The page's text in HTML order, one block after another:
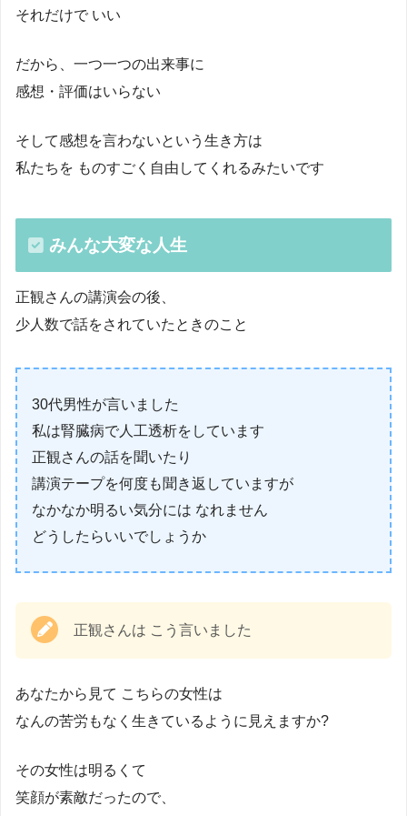
それだけで いい
だから、一つ一つの出来事に
感想・評価はいらない
そして感想を言わないという生き方は
私たちを ものすごく自由してくれるみたいです
みんな大変な人生
正観さんの講演会の後、
少人数で話をされていたときのこと
30代男性が言いました
私は腎臓病で人工透析をしています
正観さんの話を聞いたり
講演テープを何度も聞き返していますが
なかなか明るい気分には なれません
どうしたらいいでしょうか
正観さんは こう言いました
あなたから見て こちらの女性は
なんの苦労もなく生きているように見えますか?
その女性は明るくて
笑顔が素敵だったので、